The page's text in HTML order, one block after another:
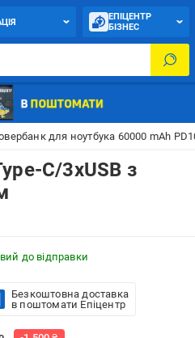
ЕПІЦЕНТР
БІЗНЕС
для ноутбука 60000 mAh
C/3xUSB з
до відправки
Безкоштовна доставка
в поштомати Епіцентр